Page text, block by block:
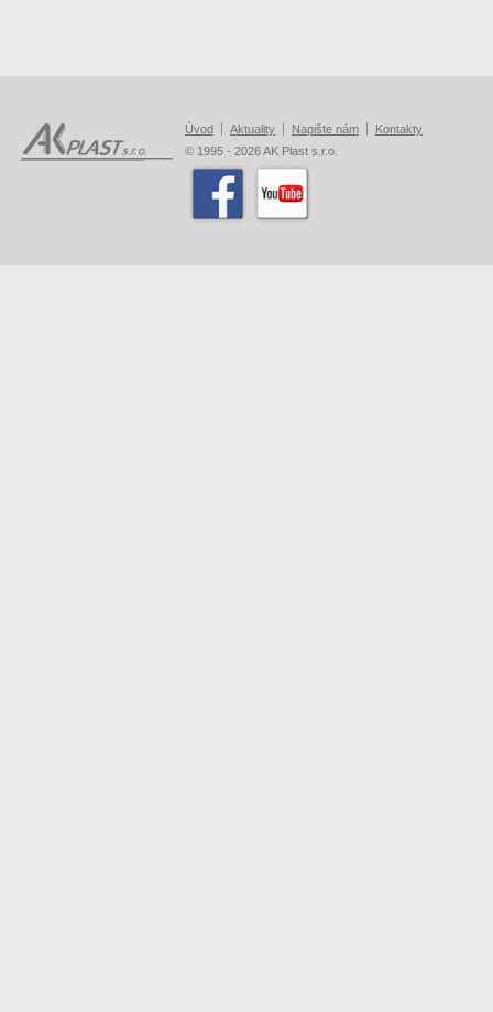
Úvod Aktuality Napište nám
Kontakty
© 1995 - 2026 AK Plast s.r.o.